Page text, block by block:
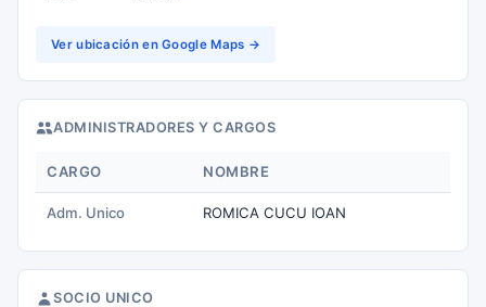
Ver ubicación en Google Maps →
ADMINISTRADORES Y CARGOS
CARGO NOMBRE
Adm. Unico ROMICA CUCU IOAN
SOCIO UNICO